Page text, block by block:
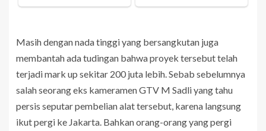
Masih dengan nada tinggi yang bersangkutan juga
membantah ada tudingan bahwa proyek tersebut telah
terjadi mark up sekitar 200 juta lebih. Sebab sebelumnya
salah seorang eks kameramen GTV M Sadli yang tahu
persis seputar pembelian alat tersebut, karena langsung
ikut pergi ke Jakarta. Bahkan orang-orang yang pergi